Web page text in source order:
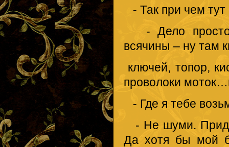
- Так при чем
- Дело
всячины – ну там
ключей, топор,
проволоки
- Где я тебе
- Не шуми.
Да хотя бы мой